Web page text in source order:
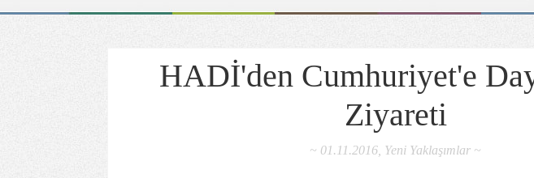
HADİ'den Cumhuriyet'e
Ziyareti
~ 01.11.2016, Yeni Yaklaşımlar ~